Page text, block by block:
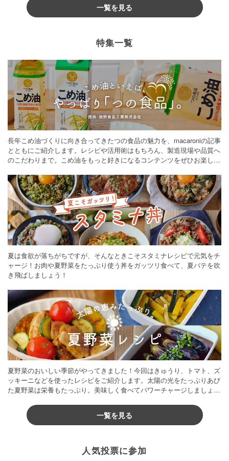
一覧を見る
特集一覧
長年こめ油づくりに向き合ってきたつの食品の魅力を、macaroniの記事
とともにご紹介します。レシピや活用術はもちろん、製造現場や品質へ
のこだわりまで。こめ油をもっと好きになるコンテンツをぜひお楽しみ
夏は食欲が落ちがちですが、そんなときこそスタミナレシピで元気をチ
ャージ！お肉や夏野菜をたっぷり使う丼をガッツリ食べて、夏バテを吹
き飛ばしましょう！
夏野菜のおいしい季節がやってきました！今回はきゅうり、トマト、ズ
ッキーニなどを使ったレシピをご紹介します。太陽の光をたっぷりあび
た夏野菜は栄養もたっぷり。美味しく食べてパワーチャージしましょう
一覧を見る
人気投票に参加